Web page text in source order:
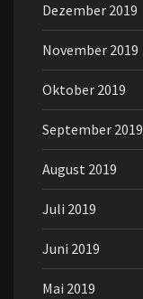
Dezember 2019
November 2019
Oktober 2019
September 2019
August 2019
Juli 2019
Juni 2019
Mai 2019